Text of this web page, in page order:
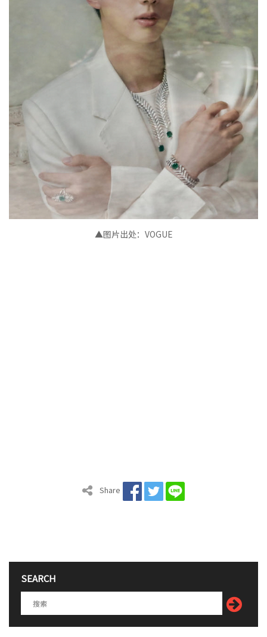
▲图片出处：VOGUE
Share
SEARCH